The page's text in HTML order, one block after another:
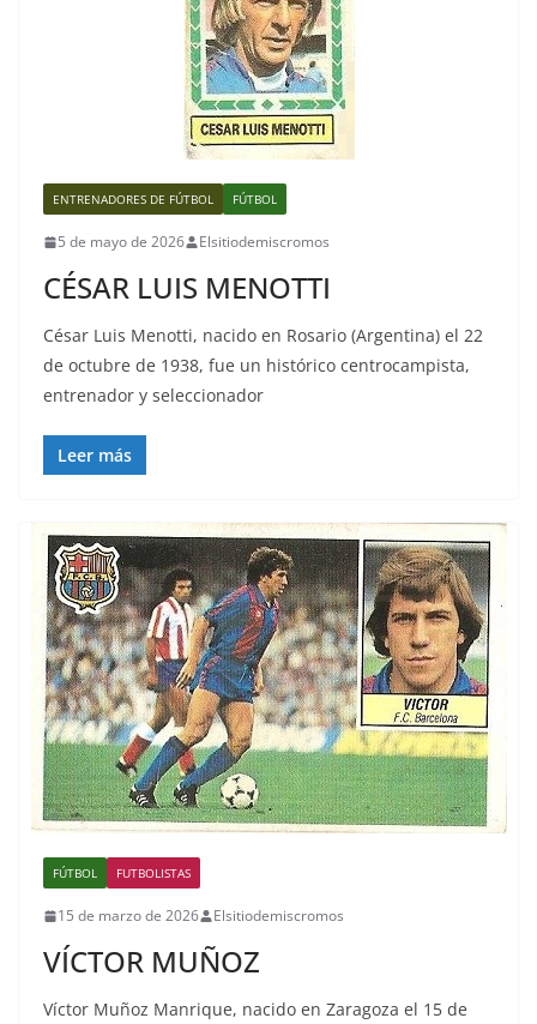
ENTRENADORES DE FÚTBOL FÚTBOL
5 de mayo de 2026 Elsitiodemiscromos
CÉSAR LUIS MENOTTI
César Luis Menotti, nacido en Rosario (Argentina) el 22
de octubre de 1938, fue un histórico centrocampista,
entrenador y seleccionador
Leer más
FÚTBOL FUTBOLISTAS
15 de marzo de 2026 Elsitiodemiscromos
VÍCTOR MUÑOZ
Víctor Muñoz Manrique, nacido en Zaragoza el 15 de